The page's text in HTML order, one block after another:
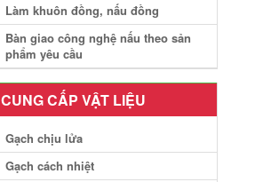
Làm khuôn đồng, nấu đồng
Bàn giao công nghệ nấu theo sản
phẩm yêu cầu
CUNG CẤP VẬT LIỆU
Gạch chịu lửa
Gạch cách nhiệt